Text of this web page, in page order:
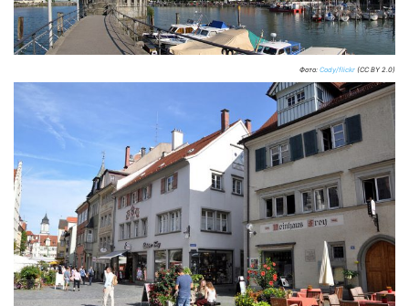
Фото: Cody/flickr (CC BY 2.0)